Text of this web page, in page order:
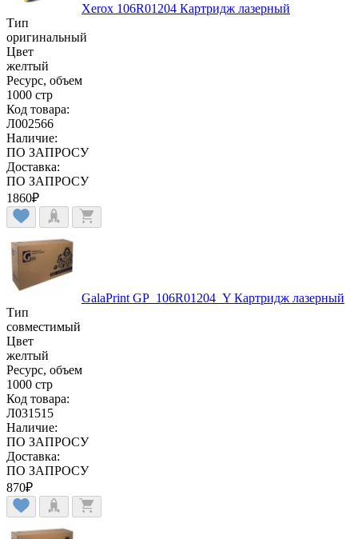
Xerox 106R01204 Картридж лазерный
Тип
оригинальный
Цвет
желтый
Ресурс, объем
1000 стр
Код товара:
Л002566
Наличие:
ПО ЗАПРОСУ
Доставка:
ПО ЗАПРОСУ
1860₽
GalaPrint GP_106R01204_Y Картридж лазерный
Тип
совместимый
Цвет
желтый
Ресурс, объем
1000 стр
Код товара:
Л031515
Наличие:
ПО ЗАПРОСУ
Доставка:
ПО ЗАПРОСУ
870₽